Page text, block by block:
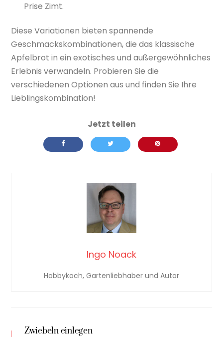
Prise Zimt.
Diese Variationen bieten spannende
Geschmackskombinationen, die das klassische
Apfelbrot in ein exotisches und außergewöhnliches
Erlebnis verwandeln. Probieren Sie die
verschiedenen Optionen aus und finden Sie Ihre
Lieblingskombination!
Ingo Noack
Hobbykoch, Gartenliebhaber und Autor
Zwiebeln einlegen